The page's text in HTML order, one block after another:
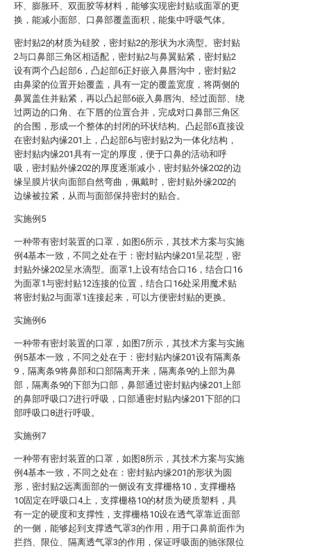
环、膨胀环、双面胶等材料，能够实现密封贴或面罩的更
换，能减小面部、口鼻部覆盖面积，能集中呼吸气体。
密封贴2的材质为硅胶，密封贴2的形状为水滴型。密封贴
2与口鼻部三角区相适配，密封贴2与鼻翼贴紧，密封贴2
设有两个凸起部6，凸起部6正好嵌入鼻唇沟中，密封贴2
由鼻梁的位置开始覆盖，具有一定的覆盖宽度，将两侧的
鼻翼盖住并贴紧，再以凸起部6嵌入鼻唇沟、经过面部、绕
过两边的口角、在下唇的位置合并，完成对口鼻部三角区
的合围，形成一个整体的封闭的环状结构。凸起部6直接设
在密封贴内缘201上，凸起部6与密封贴2为一体化结构，
密封贴内缘201具有一定的厚度，便于口鼻的活动和呼
吸，密封贴外缘202的厚度逐渐减小，密封贴外缘202的边
缘呈膜片状向面部自然弯曲，佩戴时，密封贴外缘202的
边缘被拉紧，从而与面部保持密封的贴合。
实施例5
一种带有密封装置的口罩，如图6所示，其技术方案与实施
例4基本一致，不同之处在于：密封贴内缘201呈花型，密
封贴外缘202呈水滴型。面罩1上设有结合口16，结合口16
为面罩1与密封贴12连接的位置，结合口16处采用魔术贴
将密封贴2与面罩1连接起来，可以方便密封贴的更换。
实施例6
一种带有密封装置的口罩，如图7所示，其技术方案与实施
例5基本一致，不同之处在于：密封贴内缘201设有隔离条
9，隔离条9将鼻部和口部隔离开来，隔离条9的上部为鼻
部，隔离条9的下部为口部，鼻部通过密封贴内缘201上部
的鼻部呼吸口7进行呼吸，口部通密封贴内缘201下部的口
部呼吸口8进行呼吸。
实施例7
一种带有密封装置的口罩，如图8所示，其技术方案与实施
例4基本一致，不同之处在：密封贴内缘201的形状为圆
形，密封贴2远离面部的一侧设有支撑栅格10，支撑栅格
10固定在呼吸口4上，支撑栅格10的材质为硬质塑料，具
有一定的硬度和支撑性，支撑栅格10设在透气罩靠近面部
的一侧，能够起到支撑透气罩3的作用，用于口鼻前面作为
拦挡、限位、隔离透气罩3的作用，保证呼吸面的驰张限位